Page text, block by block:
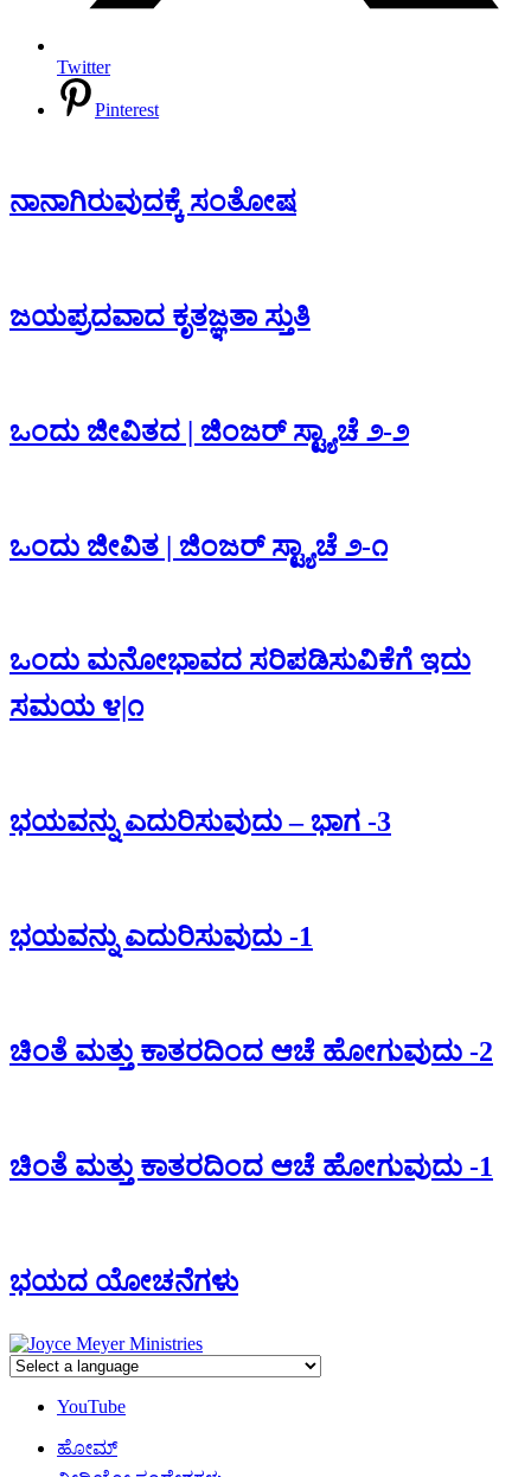
Twitter
Pinterest
ನಾನಾಗಿರುವುದಕ್ಕೆ ಸಂತೋಷ
ಜಯಪ್ರದವಾದ ಕೃತಜ್ಞತಾ ಸ್ತುತಿ
ಒಂದು ಜೀವಿತದ | ಜಿಂಜರ್ ಸ್ಟ್ಯಾಚೆ ೨-೨
‌ಒಂದು ಜೀವಿತ | ಜಿಂಜರ್ ಸ್ಟ್ಯಾಚೆ ೨-೧
ಒಂದು ಮನೋಭಾವದ ಸರಿಪಡಿಸುವಿಕೆಗೆ ಇದು
ಸಮಯ ೪|೧
ಭಯವನ್ನು ಎದುರಿಸುವುದು – ಭಾಗ -3
ಭಯವನ್ನು ಎದುರಿಸುವುದು -1
ಚಿಂತೆ ಮತ್ತು ಕಾತರದಿಂದ ಆಚೆ ಹೋಗುವುದು -2
ಚಿಂತೆ ಮತ್ತು ಕಾತರದಿಂದ ಆಚೆ ಹೋಗುವುದು -1
ಭಯದ ಯೋಚನೆಗಳು
YouTube
ಹೋಮ್